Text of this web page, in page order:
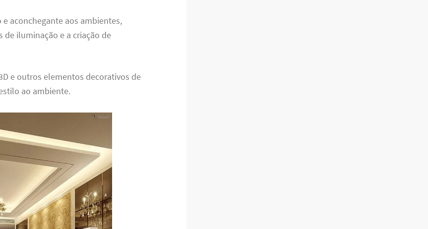
aconchegante aos ambientes,
iluminação e a criação de
e outros elementos decorativos de
ao ambiente.